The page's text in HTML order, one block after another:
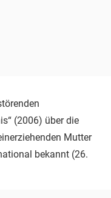
(2006) über die
Mutter
bekannt (26.